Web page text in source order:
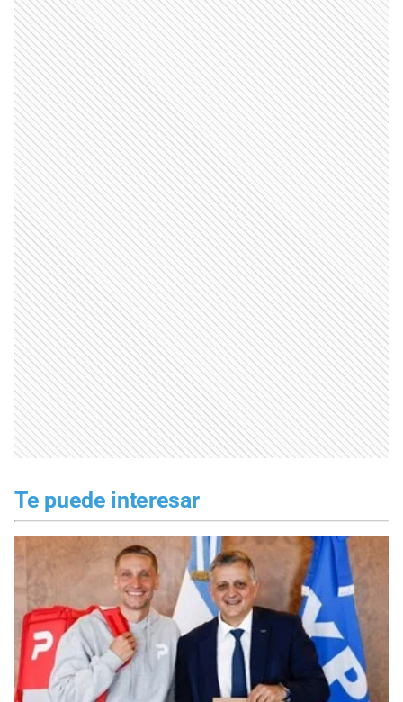
Te puede interesar